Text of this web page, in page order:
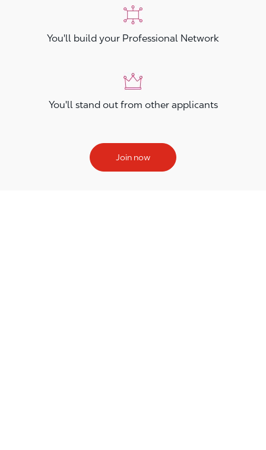
You'll build your Professional Network
You'll stand out from other applicants
Join now